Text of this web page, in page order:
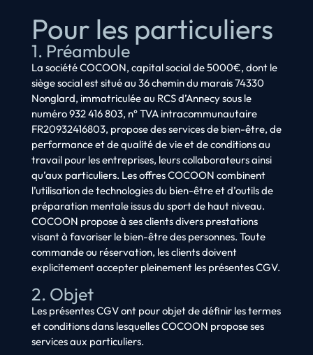
Pour les particuliers
1. Préambule
La société COCOON, capital social de 5000€, dont le
siège social est situé au 36 chemin du marais 74330
Nonglard, immatriculée au RCS d’Annecy sous le
numéro 932 416 803, n° TVA intracommunautaire
FR20932416803, propose des services de bien-être, de
performance et de qualité de vie et de conditions au
travail pour les entreprises, leurs collaborateurs ainsi
qu’aux particuliers. Les offres COCOON combinent
l’utilisation de technologies du bien-être et d’outils de
préparation mentale issus du sport de haut niveau.
COCOON propose à ses clients divers prestations
visant à favoriser le bien-être des personnes. Toute
commande ou réservation, les clients doivent
explicitement accepter pleinement les présentes CGV.
2. Objet
Les présentes CGV ont pour objet de définir les termes
et conditions dans lesquelles COCOON propose ses
services aux particuliers.